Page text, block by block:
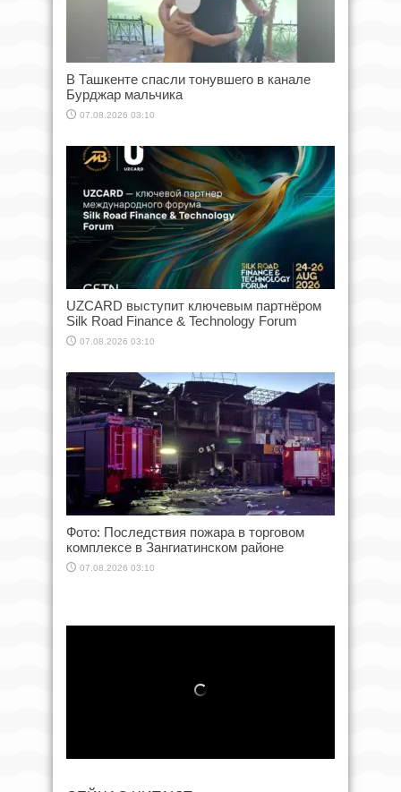
В Ташкенте спасли тонувшего в канале
Бурджар мальчика
07.08.2026 03:10
UZCARD выступит ключевым партнёром
Silk Road Finance & Technology Forum
07.08.2026 03:10
Фото: Последствия пожара в торговом
комплексе в Зангиатинском районе
07.08.2026 03:10